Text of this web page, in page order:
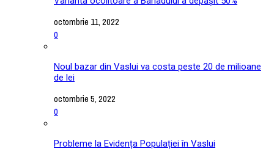
octombrie 11, 2022
0
Noul bazar din Vaslui va costa peste 20 de milioane
de lei
octombrie 5, 2022
0
Probleme la Evidența Populației în Vaslui